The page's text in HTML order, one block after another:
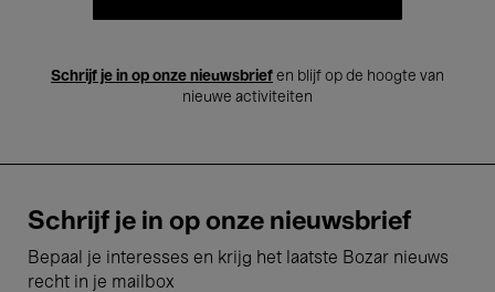
Schrijf je in op onze nieuwsbrief en blijf op de hoogte van
nieuwe activiteiten
Schrijf je in op onze nieuwsbrief
Bepaal je interesses en krijg het laatste Bozar nieuws
recht in je mailbox